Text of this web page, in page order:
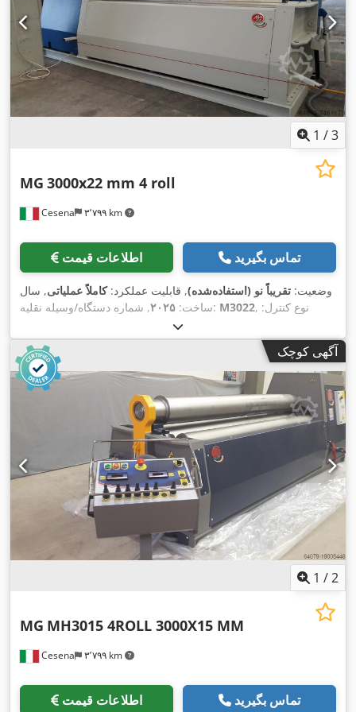
دیجیتال:۲ , تجهیزات:
توقف اضطراری, دستگاه خم کاری مخروطی,
غلتک بالایی چرخان, غلتک‌های سخت‌کاری‌شده, مستندات / راهنما,
1 /3
Cesena ۳٬۷۹۹ km
MG 3000x22 mm 4 roll
اطلاعات قیمت تماس بگیرید
وضعیت: تقریباً نو (استفاده‌شده), قابلیت عملکرد:کاملاً عملیاتی, سال
ساخت: ۲۰۲۵ , شماره دستگاه/وسیله نقلیه: M3022 , نوع کنترل:
دستی
کنترلر:Delsy , مدل کنترلر:Digital readout , تعداد غلتک‌ها:۴, قطر
غلتک (پایین):
, قطر
غلتک جانبی:۲۶۰ میلی‌متر , قطر غلطک:۴۰۰ میلی‌متر
, طول غلطک:
۳٬۰۰۰ میلی‌متر
, عرض کار: ۳٬۱۰۰ میلی‌متر , ارتفاع کاری:۹۰۰
میلی‌متر, حداکثر ضخامت ورق:۲۲ میلی‌متر
فولادی:۲۲ میلی‌متر , حداکثر ضخامت ورق استنلس استیل:
, حداکثر ضخامت ورق آلومینیوم:۳۰ میلی‌متر
۱۳٬۰۰۰ کیلوگرم
, قدرت: ۱۰ کیلووات (۱۳٫۶۰ اسب بخار)
, ولتاژ
ورودی:
, فرکانس ورودی:
, تعداد نمایشگرهای دیجیتال:
۴, مدت گارانتی: , تجهیزات:دستگاه خم کاری مخروطی,
غلتک بالایی چرخان, غلتک‌های سخت‌کاری‌شده, مستندات / راهنما,
آگهی کوچک
1 /2
Cesena ۳٬۷۹۹ km
MG MH3015 4ROLL 3000X15 MM
اطلاعات قیمت تماس بگیرید